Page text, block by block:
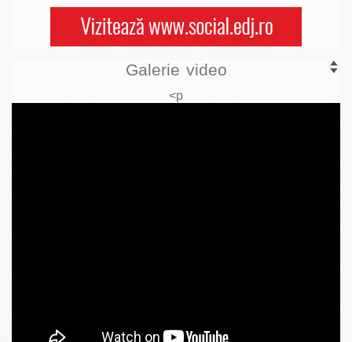
Galerie video
<p